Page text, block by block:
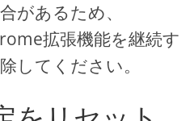
があるため、
拡張機能を継続す
してください。